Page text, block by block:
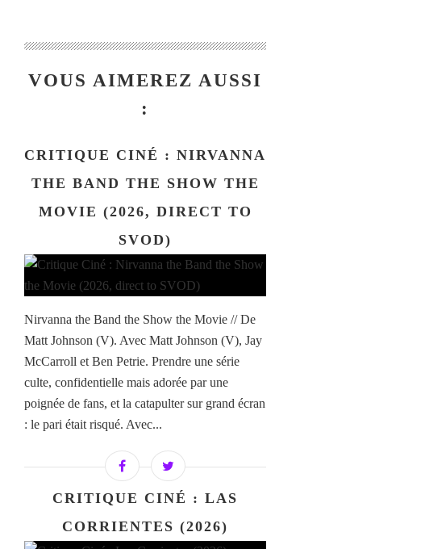
VOUS AIMEREZ AUSSI
:
CRITIQUE CINÉ : NIRVANNA
THE BAND THE SHOW THE
MOVIE (2026, DIRECT TO
SVOD)
Nirvanna the Band the Show the Movie // De
Matt Johnson (V). Avec Matt Johnson (V), Jay
McCarroll et Ben Petrie. Prendre une série
culte, confidentielle mais adorée par une
poignée de fans, et la catapulter sur grand écran
: le pari était risqué. Avec...
CRITIQUE CINÉ : LAS
CORRIENTES (2026)